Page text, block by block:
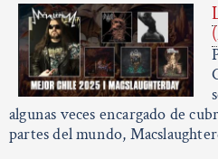
algunas veces encargado de
partes del mundo,